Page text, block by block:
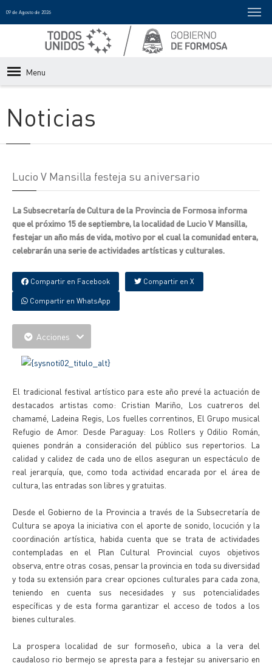
09 de Agosto de 2026
Menu
Noticias
Lucio V Mansilla festeja su aniversario
La Subsecretaría de Cultura de la Provincia de Formosa informa
que el próximo 15 de septiembre, la localidad de Lucio V Mansilla,
festejar un año más de vida, motivo por el cual la comunidad entera,
celebrarán una serie de actividades artísticas y culturales.
Compartir en Facebook Compartir en X
Compartir en WhatsApp
Acciones
El tradicional festival artístico para este año prevé la actuación de
destacados artistas como: Cristian Mariño, Los cuatreros del
chamamé, Ladeina Regis, Los fuelles correntinos, El Grupo musical
Refugio de Amor. Desde Paraguay: Los Rollers y Odilio Román,
quienes pondrán a consideración del público sus repertorios. La
calidad y calidez de cada uno de ellos aseguran un espectáculo de
real jerarquía, que, como toda actividad encarada por el área de
cultura, las entradas son libres y gratuitas.
Desde el Gobierno de la Provincia a través de la Subsecretaría de
Cultura se apoya la iniciativa con el aporte de sonido, locución y la
coordinación artística, habida cuenta que se trata de actividades
contempladas en el Plan Cultural Provincial cuyos objetivos
observa, entre otras cosas, pensar la provincia en toda su diversidad
y toda su extensión para crear opciones culturales para cada zona,
teniendo en cuenta sus necesidades y sus potencialidades
específicas y de esta forma garantizar el acceso de todos a los
bienes culturales.
La prospera localidad de sur formoseño, ubica a la vera del
caudaloso rio bermejo se apresta para a festejar su aniversario en